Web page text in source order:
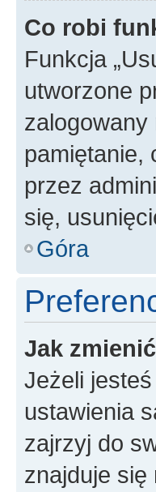
Co robi
Funkcja
utworzone
pamiętanie,
przez
się,
Góra
Jak
Jeżeli
ustawienia
zajrzyj do
znajduje się